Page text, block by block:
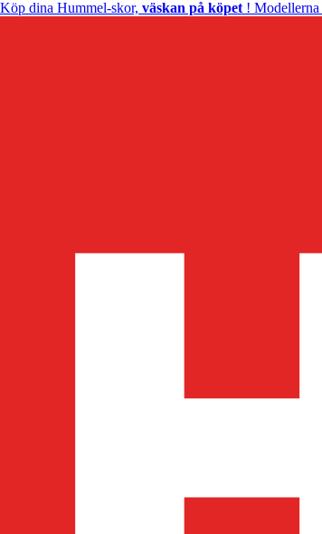
Köp dina Hummel-skor, väskan på köpet !